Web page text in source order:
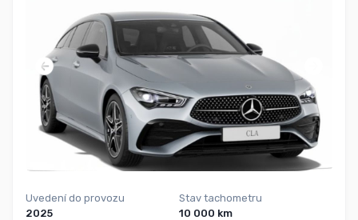
Uvedení do provozu
2025
Stav tachometru
10 000 km